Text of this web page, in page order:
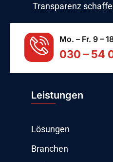
Transparenz
Mo. – Fr. 9 –
030 – 54
Leistungen
Lösungen
Branchen